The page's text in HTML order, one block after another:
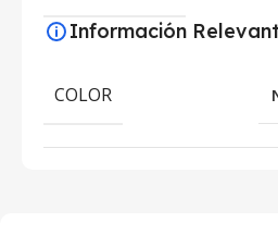
Información
COLOR